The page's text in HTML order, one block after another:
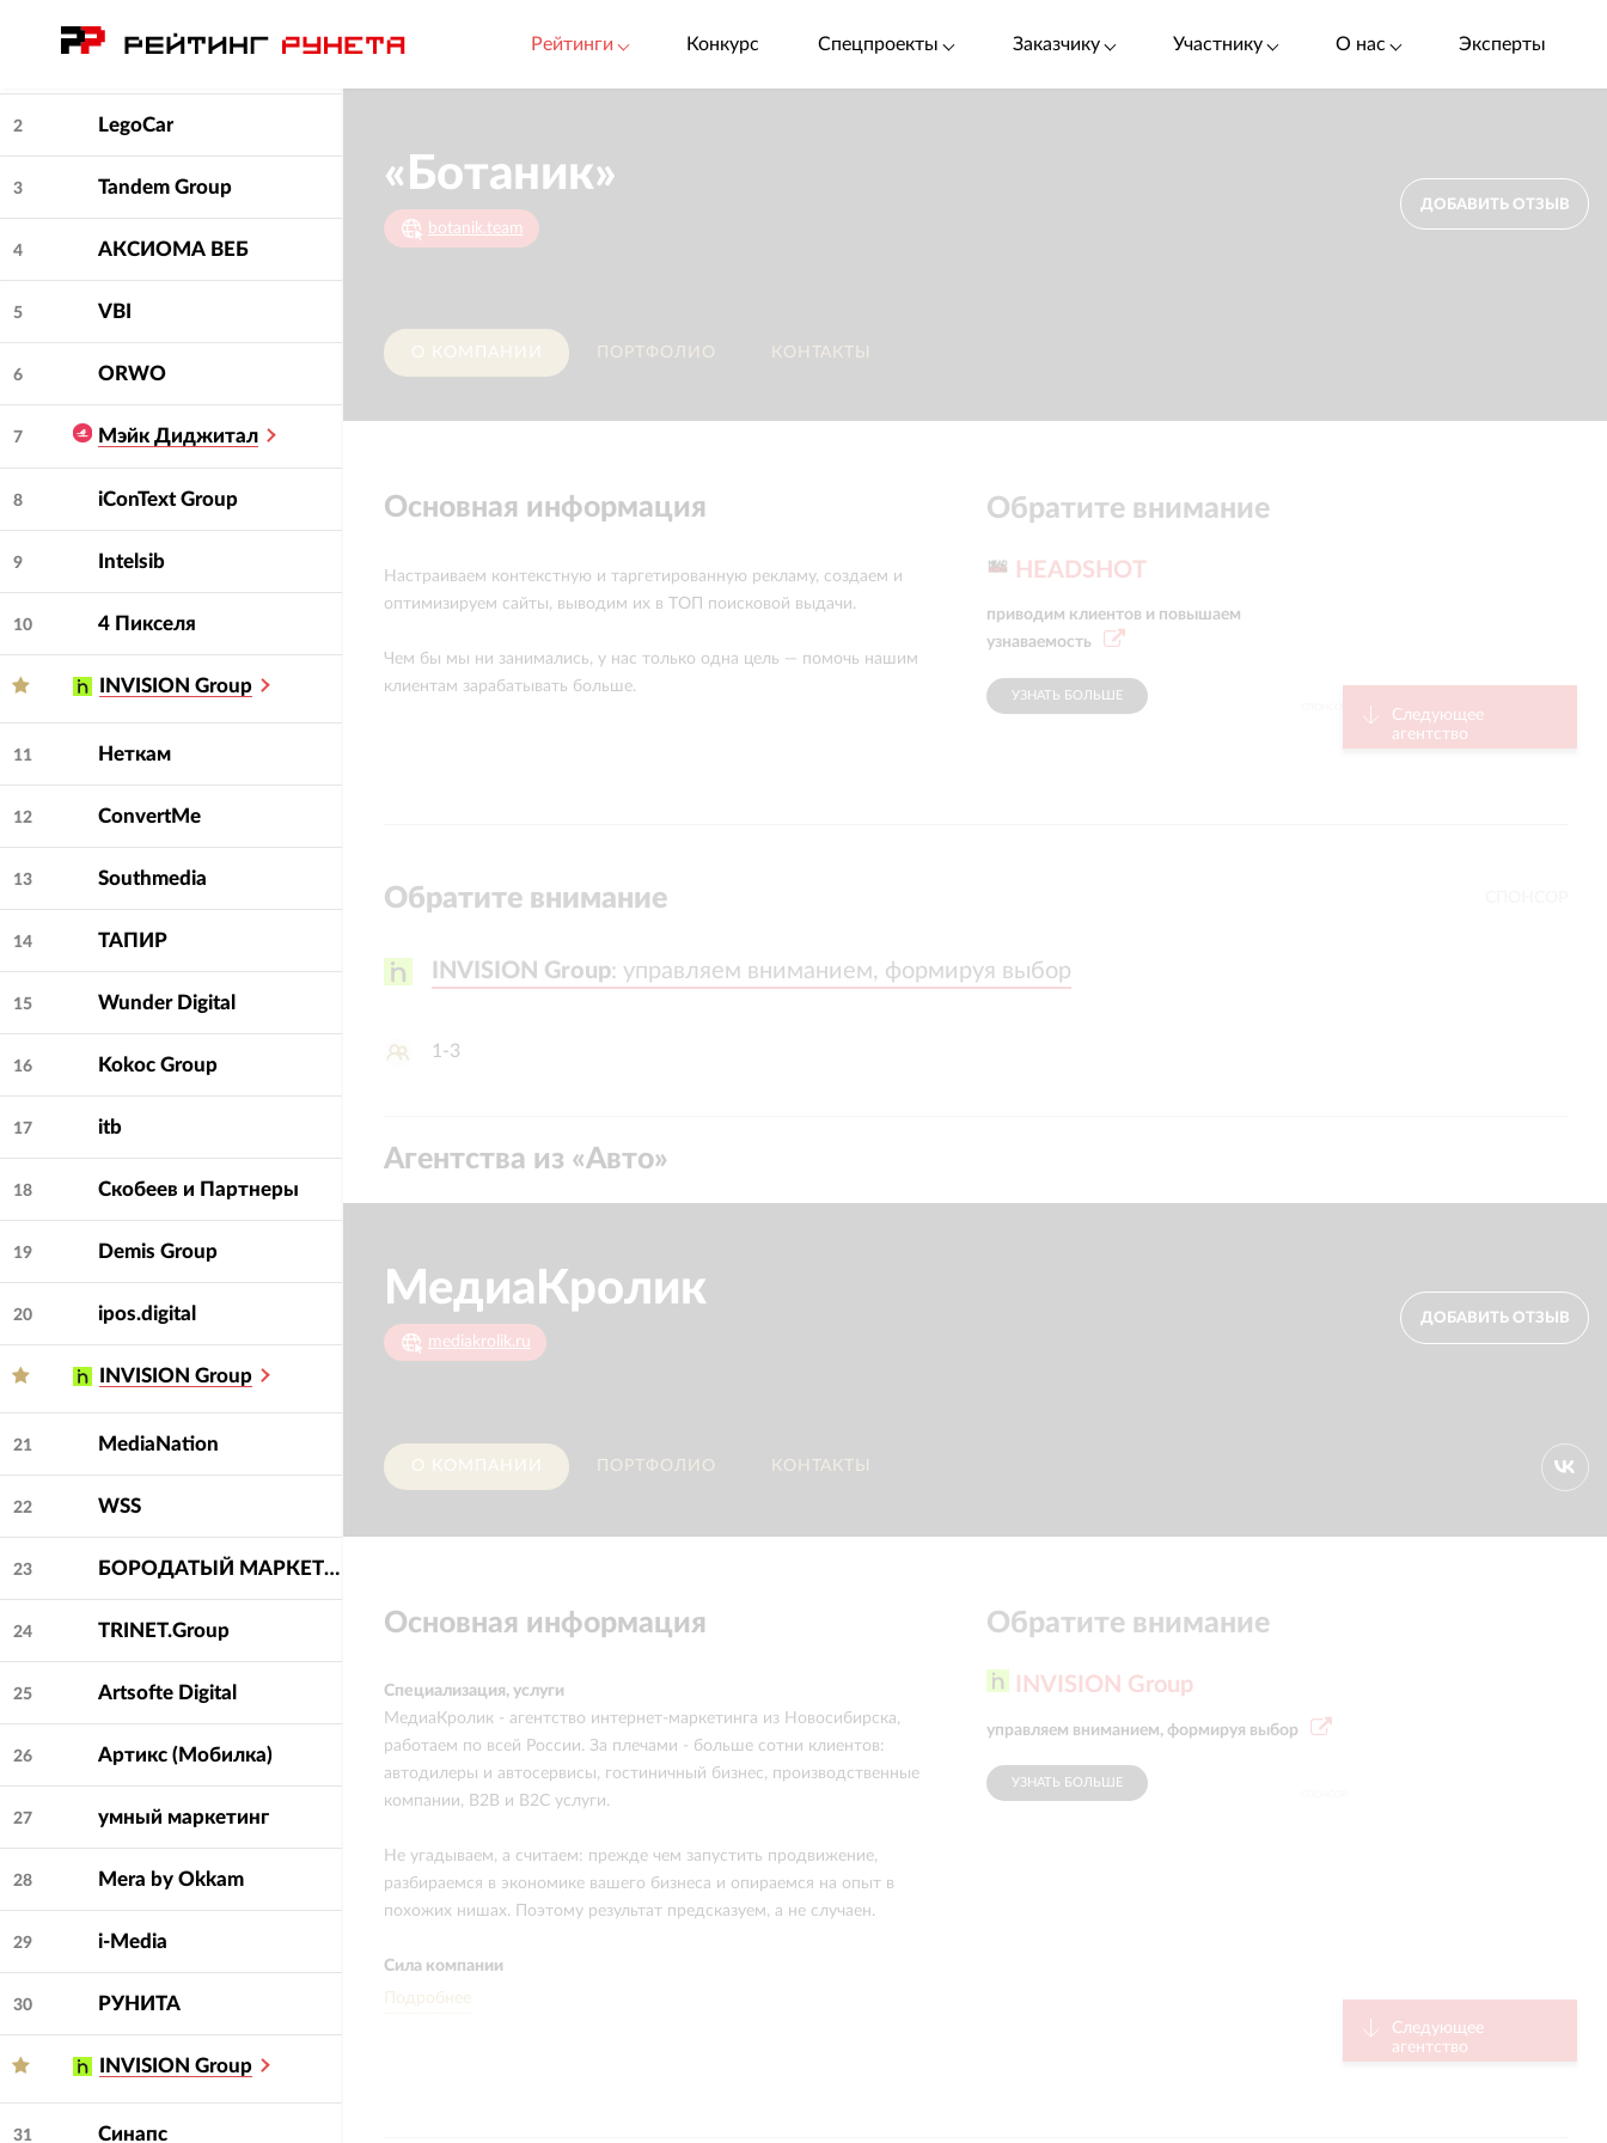
Рейтинги Конкурс Спецпроекты Заказчику Участнику О нас Эксперты
2 LegoCar
3 Tandem Group
4 АКСИОМА ВЕБ
5 VBI
6 ORWO
7 Мэйк Диджитал
8 iConText Group
9 Intelsib
10 4 Пикселя
INVISION Group
11 Неткам
12 ConvertMe
13 Southmedia
14 ТАПИР
15 Wunder Digital
16 Kokoc Group
17 itb
18 Скобеев и Партнеры
19 Demis Group
20 ipos.digital
INVISION Group
21 MediaNation
22 WSS
23 БОРОДАТЫЙ МАРКЕТИНГ
24 TRINET.Group
25 Artsofte Digital
26 Артикс (Мобилка)
27 умный маркетинг
28 Mera by Okkam
29 i-Media
30 РУНИТА
INVISION Group
31 Синапс
«Ботаник»
botanik.team
ДОБАВИТЬ ОТЗЫВ
О КОМПАНИИ ПОРТФОЛИО КОНТАКТЫ
Основная информация
Настраиваем контекстную и таргетированную рекламу, создаем и
оптимизируем сайты, выводим их в ТОП поисковой выдачи.
Чем бы мы ни занимались, у нас только одна цель — помочь нашим
клиентам зарабатывать больше.
Обратите внимание
HEADSHOT
приводим клиентов и повышаем
узнаваемость
УЗНАТЬ БОЛЬШЕ
Следующее
агентство
Обратите внимание
INVISION Group: управляем вниманием, формируя выбор
INVISION Group: управляем вниманием, формируя выбор
1-3
Агентства из «Авто»
МедиаКролик
mediakrolik.ru
ДОБАВИТЬ ОТЗЫВ
О КОМПАНИИ ПОРТФОЛИО КОНТАКТЫ
Основная информация
Специализация, услуги
МедиаКролик - агентство интернет-маркетинга из Новосибирска,
работаем по всей России. За плечами - больше сотни клиентов:
автодилеры и автосервисы, гостиничный бизнес, производственные
компании, B2B и B2C услуги.
Не угадываем, а считаем: прежде чем запустить продвижение,
разбираемся в экономике вашего бизнеса и опираемся на опыт в
похожих нишах. Поэтому результат предсказуем, а не случаен.
Сила компании
МедиаКролик считает не клики - а деньги. Прежде чем запустить
Подробнее
Обратите внимание
INVISION Group
управляем вниманием, формируя выбор
УЗНАТЬ БОЛЬШЕ
Следующее
агентство